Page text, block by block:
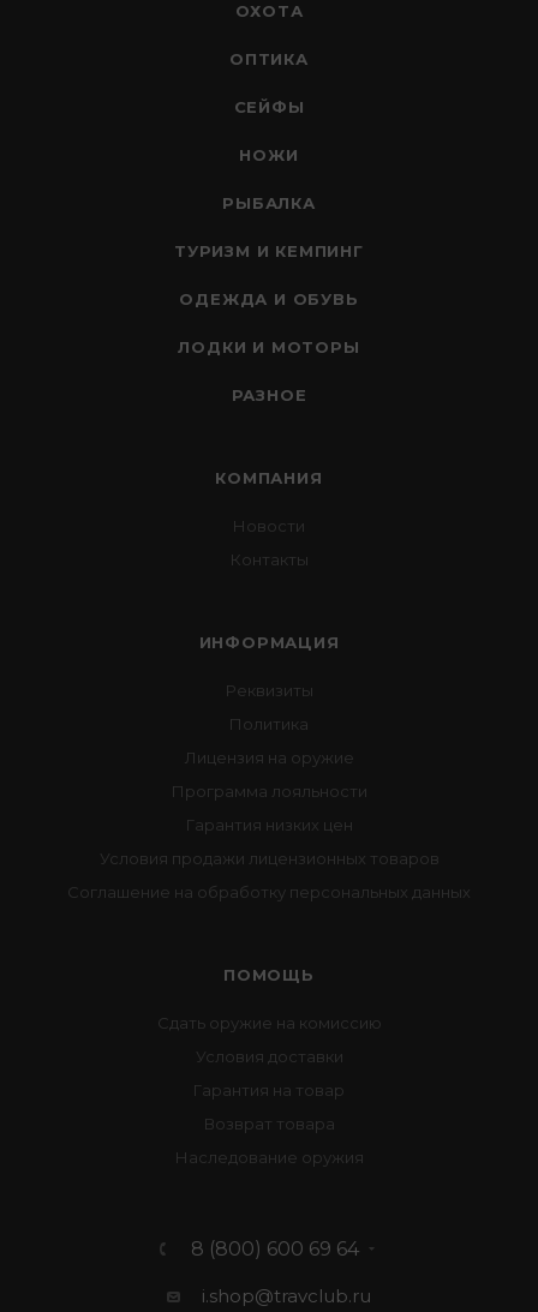
ОХОТА
ОПТИКА
СЕЙФЫ
НОЖИ
РЫБАЛКА
ТУРИЗМ И КЕМПИНГ
ОДЕЖДА И ОБУВЬ
ЛОДКИ И МОТОРЫ
РАЗНОЕ
КОМПАНИЯ
Новости
Контакты
ИНФОРМАЦИЯ
Реквизиты
Политика
Лицензия на оружие
Программа лояльности
Гарантия низких цен
Условия продажи лицензионных товаров
Соглашение на обработку персональных данных
ПОМОЩЬ
Сдать оружие на комиссию
Условия доставки
Гарантия на товар
Возврат товара
Наследование оружия
8 (800) 600 69 64
i.shop@travclub.ru